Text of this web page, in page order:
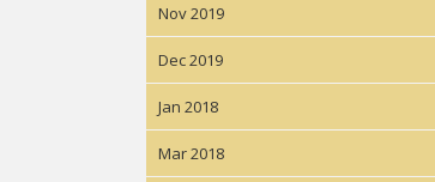
Nov 2019
Dec 2019
Jan 2018
Mar 2018